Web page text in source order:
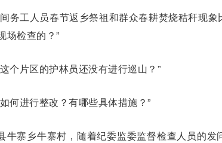
务工人员春节返乡祭祖和群众春耕焚烧秸秆现
场检查的？”
个片区的护林员还没有进行巡山？”
何进行整改？有哪些具体措施？”
牛寨乡牛寨村，随着纪委监委监督检查人员的